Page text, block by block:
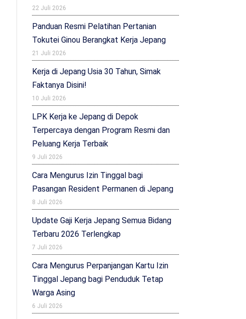
22 Juli 2026
Panduan Resmi Pelatihan Pertanian
Tokutei Ginou Berangkat Kerja Jepang
21 Juli 2026
Kerja di Jepang Usia 30 Tahun, Simak
Faktanya Disini!
10 Juli 2026
LPK Kerja ke Jepang di Depok
Terpercaya dengan Program Resmi dan
Peluang Kerja Terbaik
9 Juli 2026
Cara Mengurus Izin Tinggal bagi
Pasangan Resident Permanen di Jepang
8 Juli 2026
Update Gaji Kerja Jepang Semua Bidang
Terbaru 2026 Terlengkap
7 Juli 2026
Cara Mengurus Perpanjangan Kartu Izin
Tinggal Jepang bagi Penduduk Tetap
Warga Asing
6 Juli 2026